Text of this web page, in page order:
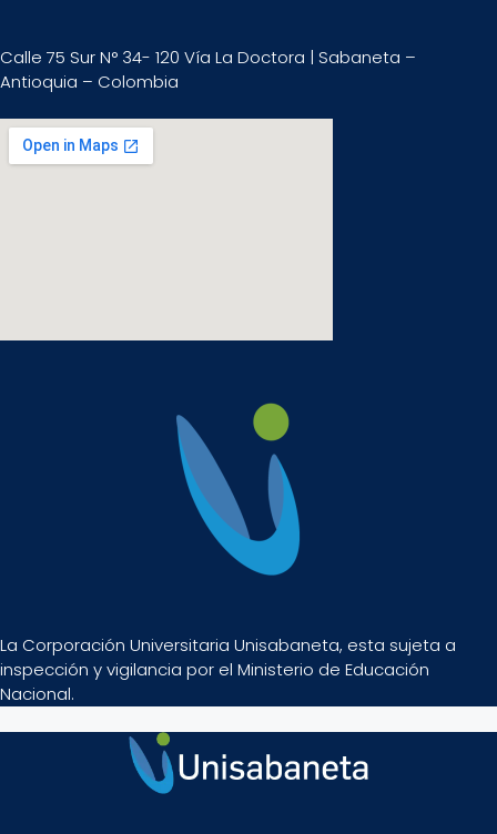
Calle 75 Sur N° 34- 120 Vía La Doctora | Sabaneta –
Antioquia – Colombia
La Corporación Universitaria Unisabaneta, esta sujeta a
inspección y vigilancia por el Ministerio de Educación
Nacional.